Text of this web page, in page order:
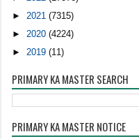
► 2021(7315)
►2020(4224)
►2019(11)
PRIMARY KA MASTER SEARCH
PRIMARY KA MASTER NOTICE